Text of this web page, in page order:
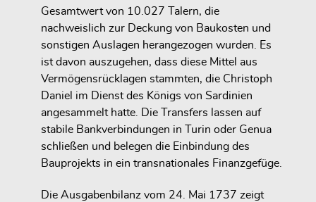
Gesamtwert von 10.027 Talern, die
nachweislich zur Deckung von Baukosten und
sonstigen Auslagen herangezogen wurden. Es
ist davon auszugehen, dass diese Mittel aus
Vermögensrücklagen stammten, die Christoph
Daniel im Dienst des Königs von Sardinien
angesammelt hatte. Die Transfers lassen auf
stabile Bankverbindungen in Turin oder Genua
schließen und belegen die Einbindung des
Bauprojekts in ein transnationales Finanzgefüge.
Die Ausgabenbilanz vom 24. Mai 1737 zeigt